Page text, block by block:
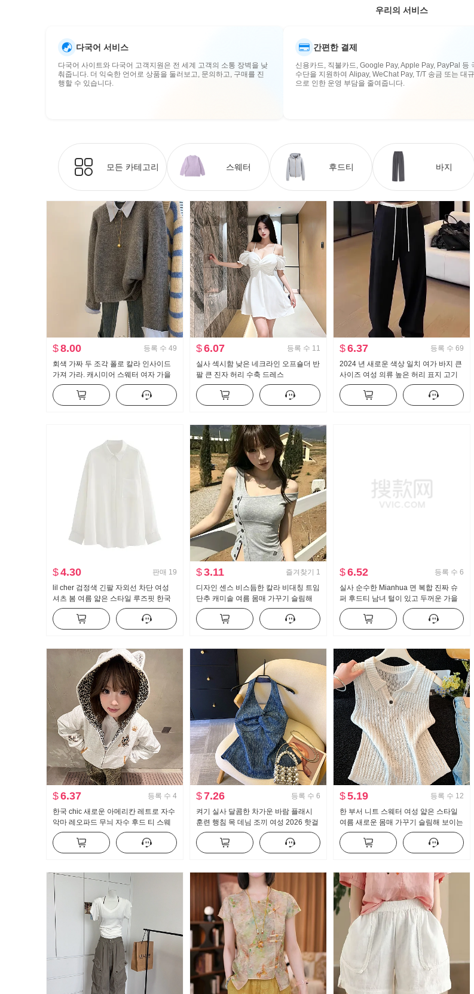
우리의 서비스
다국어 서비스
다국어 사이트와 다국어 고객지원은 전 세계 고객의 소통 장벽을 낮
춰줍니다. 더 익숙한 언어로 상품을 둘러보고, 문의하고, 구매를 진
행할 수 있습니다.
간편한 결제
신용카드, 직불카드, Google Pay, Apple Pay, PayPal 등
수단을 지원하여 Alipay, WeChat Pay, T/T 송금 또는 대
으로 인한 운영 부담을 줄여줍니다.
모든 카테고리 스웨터 후드티 바지
$8.00 등록 수 49
회색 가짜 두 조각 폴로 칼라 인사이드
가져 가라. 캐시미어 스웨터 여자 가을
과 겨울 두꺼운 게으른 바람 느슨한 만
나는 뜨개질 맨위
$6.07 등록 수 11
실사 섹시함 낮은 네크라인 오프숄더 반
팔 큰 진자 허리 수축 드레스
$6.37 등록 수 69
2024 년 새로운 색상 일치 여가 바지 큰
사이즈 여성 의류 높은 허리 표지 고기
슬림 펌프 로프 스트레이트 와이드 레깅
스 바지
$4.30 판매 19
lil cher 검정색 긴팔 자외선 차단 여성
셔츠 봄 여름 얇은 스타일 루즈핏 한국
스타일 느긋한 바람 주간 실크 재킷 맨
위
$3.11 즐겨찾기 1
디자인 센스 비스듬한 칼라 비대칭 트임
단추 캐미솔 여름 몸매 가꾸기 슬림해
보이는 핫걸 바람 민소매 맨위
$6.52 등록 수 6
실사 순수한 Mianhua 면 복합 진짜 슈
퍼 후드티 남녀 털이 있고 두꺼운 가을
겨울 쇼트 스타일 지퍼 스탠드 칼라 보
온 맨위
$6.37 등록 수 4
한국 chic 새로운 아메리칸 레트로 자수
악마 레오파드 무늬 자수 후드 티 스웨
터 여성 오픈 가디건 털이 있는 재킷 트
렌디
$7.26 등록 수 6
켜기 실사 달콤한 차가운 바람 플래시
훈련 행침 목 데님 조끼 여성 2026 핫걸
비틀림 슬립 민소매 백리스 맨위
$5.19 등록 수 12
한 부서 니트 스웨터 여성 얇은 스타일
여름 새로운 몸매 가꾸기 슬림해 보이는
POLO 칼라 V넥 루즈핏 슬림해 보이는
민소매 티셔츠 맨위 여성